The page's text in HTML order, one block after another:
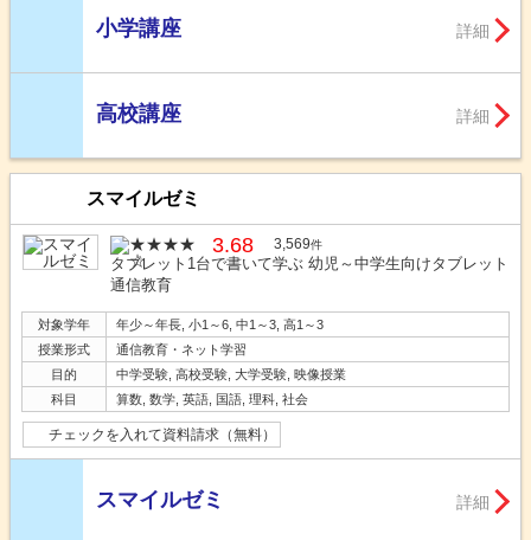
小学講座 詳細
高校講座 詳細
スマイルゼミ
3.68 3,569件
タブレット1台で書いて学ぶ 幼児～中学生向けタブレット
通信教育
対象学年
年少～年長, 小1～6, 中1～3, 高1～3
授業形式
通信教育・ネット学習
目的
中学受験, 高校受験, 大学受験, 映像授業
科目
算数, 数学, 英語, 国語, 理科, 社会
チェックを入れて資料請求（無料）
スマイルゼミ 詳細